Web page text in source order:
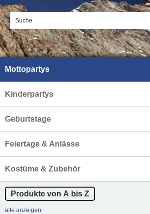
Mottopartys
Kinderpartys
Geburtstage
Feiertage & Anlässe
Kostüme & Zubehör
Produkte von A bis Z
alle anzeigen